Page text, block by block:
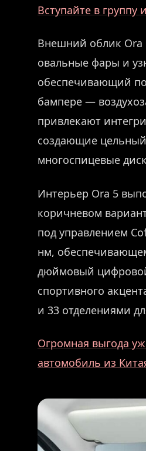
Вступайте в
Внешний облик Ora
овальные фары и
обеспечивающий
бампере —
привлекают
создающие
многоспицевые
Интерьер Ora 5
коричневом
под управлением
нм,
дюймовый цифровой
спортивного
и 33 отделениями
Огромная выгода
автомобиль из